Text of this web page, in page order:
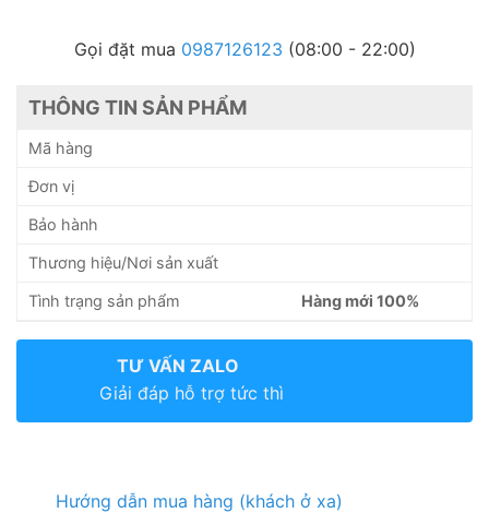
Gọi đặt mua 0987126123 (08:00 - 22:00)
THÔNG TIN SẢN PHẨM
Mã hàng
Đơn vị
Bảo hành
Thương hiệu/Nơi sản xuất
Tình trạng sản phẩm Hàng mới 100%
TƯ VẤN ZALO
Giải đáp hỗ trợ tức thì
Hướng dẫn mua hàng (khách ở xa)